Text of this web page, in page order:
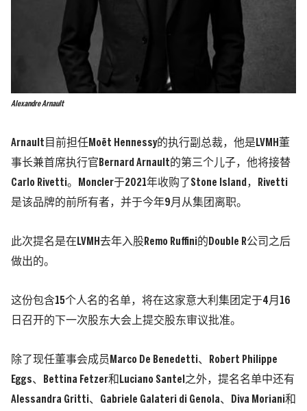
Alexandre Arnault
Arnault目前担任Moët Hennessy的执行副总裁，他是LVMH董
事长兼首席执行官Bernard Arnault的第三个儿子，他将接替
Carlo Rivetti。Moncler于2021年收购了Stone Island，Rivetti
是该品牌的前所有者，并于今年9月从集团离职。
此次提名是在LVMH去年入股Remo Ruffini的Double R公司之后
做出的。
这份包含15个人名的名单，将在这家意大利集团定于4月16
日召开的下一次股东大会上提交股东审议批准。
除了现任董事会成员Marco De Benedetti、Robert Philippe
Eggs、Bettina Fetzer和Luciano Santel之外，提名名单中还有
Alessandra Gritti、Gabriele Galateri di Genola、Diva Moriani和